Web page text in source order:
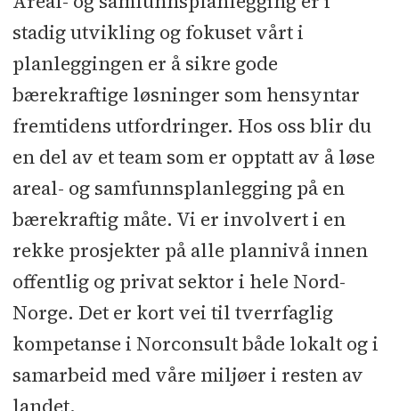
stadig utvikling og fokuset vårt i
planleggingen er å sikre gode
bærekraftige løsninger som hensyntar
fremtidens utfordringer. Hos oss blir du
en del av et team som er opptatt av å løse
areal- og samfunnsplanlegging på en
bærekraftig måte. Vi er involvert i en
rekke prosjekter på alle plannivå innen
offentlig og privat sektor i hele Nord-
Norge. Det er kort vei til tverrfaglig
kompetanse i Norconsult både lokalt og i
samarbeid med våre miljøer i resten av
landet.